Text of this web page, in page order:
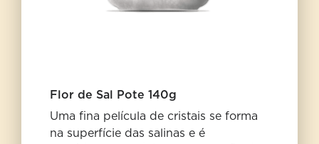
Flor de Sal Pote 140g
Uma fina película de cristais se forma
na superfície das salinas e é